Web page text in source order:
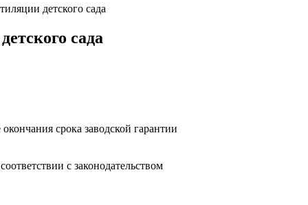
детского сада
сада
срока заводской гарантии
с законодательством